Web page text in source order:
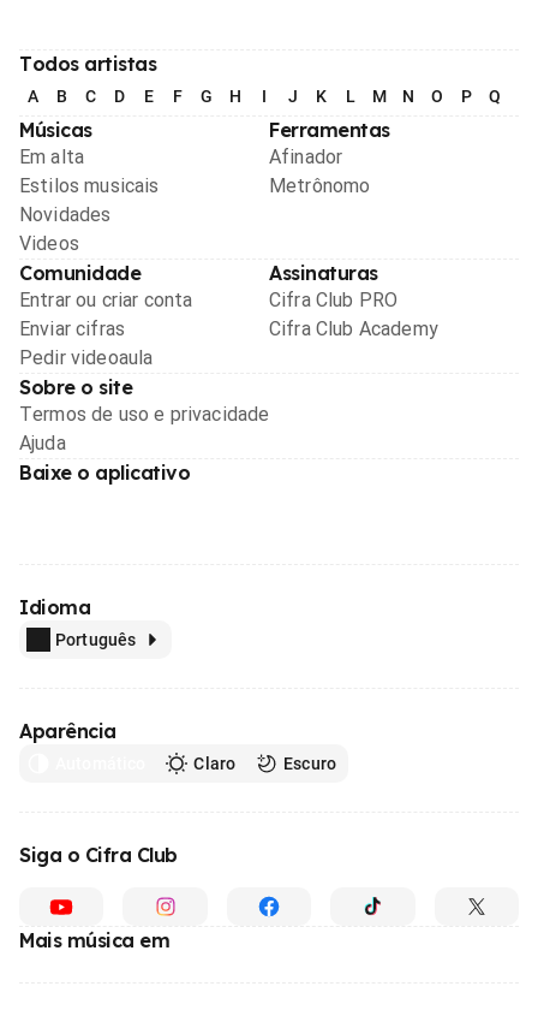
Todos artistas
A B C D E F G H I J K L M N O P Q
Músicas
Em alta
Estilos musicais
Novidades
Videos
Ferramentas
Afinador
Metrônomo
Comunidade
Entrar ou criar conta
Enviar cifras
Pedir videoaula
Assinaturas
Cifra Club PRO
Cifra Club Academy
Sobre o site
Termos de uso e privacidade
Ajuda
Baixe o aplicativo
Idioma
Português
Aparência
Claro Escuro
Siga o Cifra Club
Mais música em